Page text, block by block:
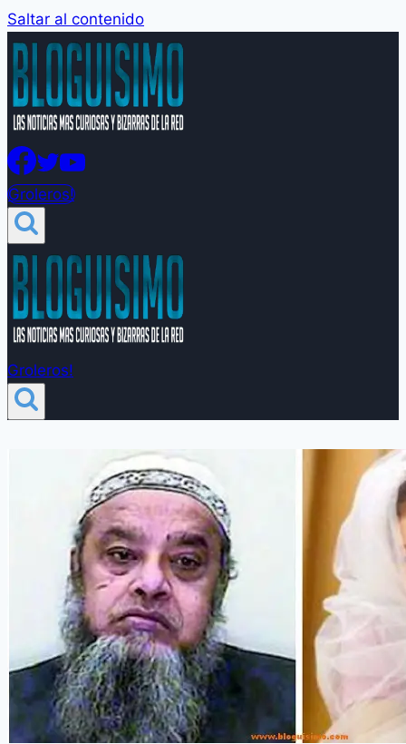
Saltar al contenido
Groleros!
Groleros!